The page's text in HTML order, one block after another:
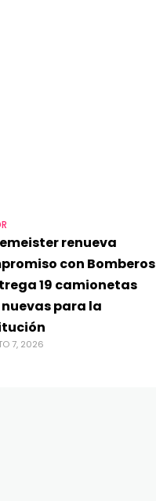
renueva
con Bomberos
19 camionetas
nuevas para la
7, 2026